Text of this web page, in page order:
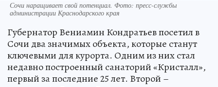
Сочи наращивает свой потенциал. Фото: пресс-службы
администрации Краснодарского края
Губернатор Вениамин Кондратьев посетил в
Сочи два значимых объекта, которые станут
ключевыми для курорта. Одним из них стал
недавно построенный санаторий «Кристалл»,
первый за последние 25 лет. Второй –